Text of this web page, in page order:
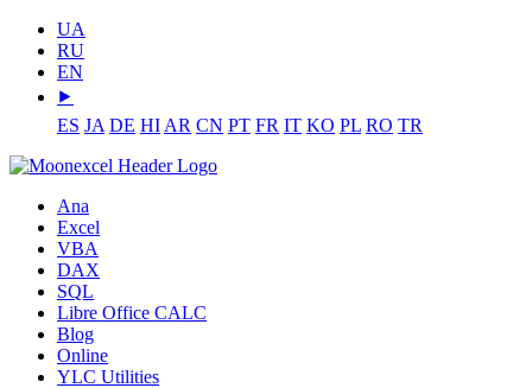
UA
RU
EN
⯈
ES JA DE HI AR CN PT FR IT KO PL RO TR
Ana
Excel
VBA
DAX
SQL
Libre Office CALC
Blog
Online
YLC Utilities